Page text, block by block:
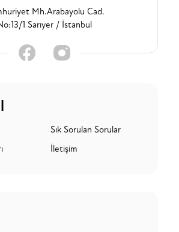
Mh.Arabayolu Cad.
1 Sarıyer / İstanbul
Sık Sorulan Sorular
İletişim